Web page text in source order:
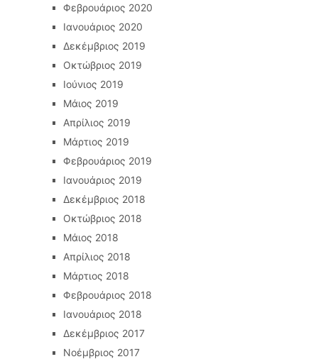
Φεβρουάριος 2020
Ιανουάριος 2020
Δεκέμβριος 2019
Οκτώβριος 2019
Ιούνιος 2019
Μάιος 2019
Απρίλιος 2019
Μάρτιος 2019
Φεβρουάριος 2019
Ιανουάριος 2019
Δεκέμβριος 2018
Οκτώβριος 2018
Μάιος 2018
Απρίλιος 2018
Μάρτιος 2018
Φεβρουάριος 2018
Ιανουάριος 2018
Δεκέμβριος 2017
Νοέμβριος 2017